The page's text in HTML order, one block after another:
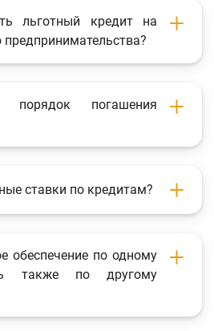
льготный кредит на
предпринимательства?
порядок погашения
ставки по кредитам?
обеспечение по одному
также по другому